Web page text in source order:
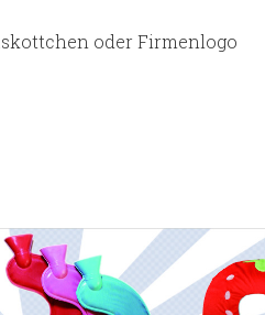
oder Firmenlogo